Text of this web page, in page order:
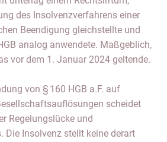
des Insolvenzverfahrens einer
Beendigung gleichstellte und
analog anwendete. Maßgeblich,
vor dem 1. Januar 2024 geltende.
von § 160 HGB a.F. auf
scheidet
Regelungslücke und
Die Insolvenz stellt keine derart